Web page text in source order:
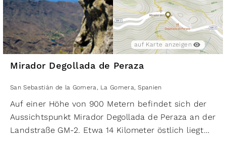
einem gleichnamigen Naturschwimmbecken in der
Nähe von Barlovento verwechselt wird.​
Einige wenige Bananenpflanzen und eine Handvoll
Häuser prägen das Ortsbild. Letztere sind
und wieder kampieren hier auch Hippies.
Unterhalb der eindrucksvollen Steilküste erstreckt
sich ein wunderschöner kleiner Strandabschnitt,
der von Bananenstauden und schattenspendenden
auf Karte anzeigen
Mirador Degollada de Peraza
San Sebastián de la Gomera, La Gomera, Spanien
Auf einer Höhe von 900 Metern befindet sich der
Aussichtspunkt Mirador Degollada de Peraza an der
Landstraße GM-2. Etwa 14 Kilometer östlich liegt